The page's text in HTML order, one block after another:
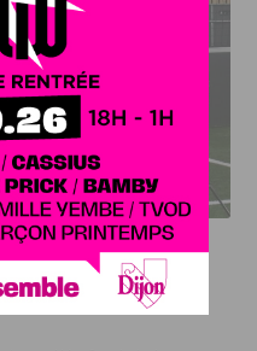
HENRI DEBALLON,
LIGUE 2
avec Pierre-Henri
de la montée en